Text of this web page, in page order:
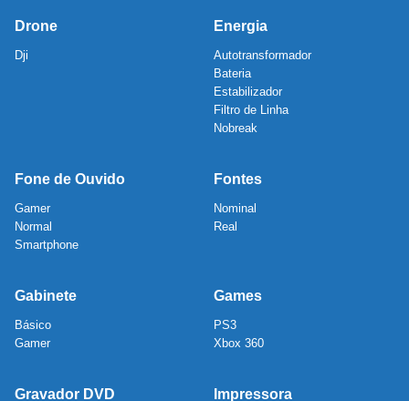
Drone
Dji
Energia
Autotransformador
Bateria
Estabilizador
Filtro de Linha
Nobreak
Fone de Ouvido
Gamer
Normal
Smartphone
Fontes
Nominal
Real
Gabinete
Básico
Gamer
Games
PS3
Xbox 360
Gravador DVD Impressora